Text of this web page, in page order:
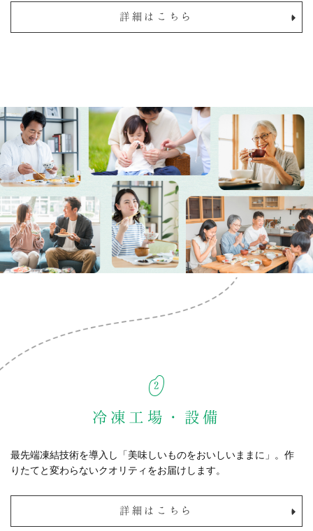
詳細はこちら
冷凍工場・設備
最先端凍結技術を導入し「美味しいものをおいしいままに」。作
りたてと変わらないクオリティをお届けします。
詳細はこちら